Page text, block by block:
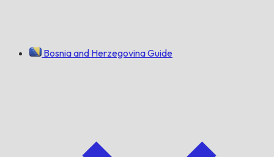
Bosnia and Herzegovina Guide